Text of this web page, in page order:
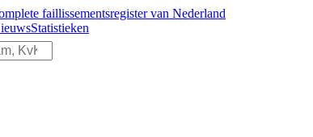
faillissementsregister van Nederland
Statistieken